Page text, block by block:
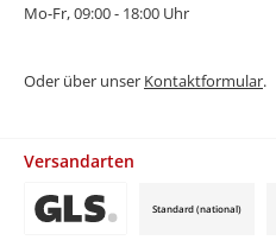
Mo-Fr, 09:00 - 18:00 Uhr
Oder über unser Kontaktformular.
Versandarten
Standard (national)